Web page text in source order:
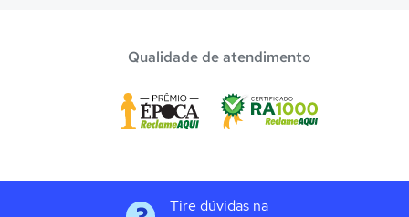
Qualidade de atendimento
Tire dúvidas na